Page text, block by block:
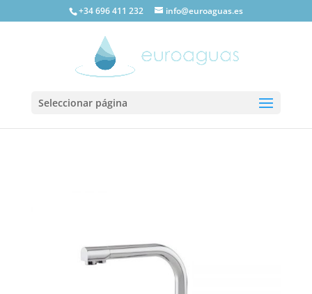
+34 696 411 232 info@euroaguas.es
Seleccionar página